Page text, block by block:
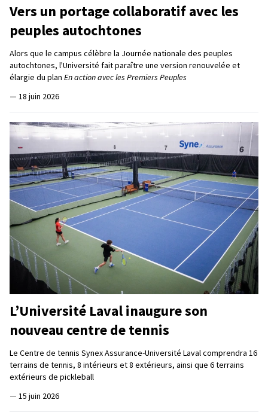
Vers un portage collaboratif avec les
peuples autochtones
Alors que le campus célèbre la Journée nationale des peuples
autochtones, l'Université fait paraître une version renouvelée et
élargie du plan En action avec les Premiers Peuples
— 18 juin 2026
L’Université Laval inaugure son
nouveau centre de tennis
Le Centre de tennis Synex Assurance-Université Laval comprendra 16
terrains de tennis, 8 intérieurs et 8 extérieurs, ainsi que 6 terrains
extérieurs de pickleball
— 15 juin 2026